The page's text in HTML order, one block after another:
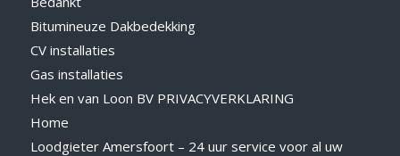
Bitumineuze Dakbedekking
CV installaties
Gas installaties
Hek en van Loon BV PRIVACYVERKLARING
Home
Loodgieter Amersfoort – 24 uur service voor al uw